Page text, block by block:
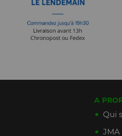
A
Qui
JMA